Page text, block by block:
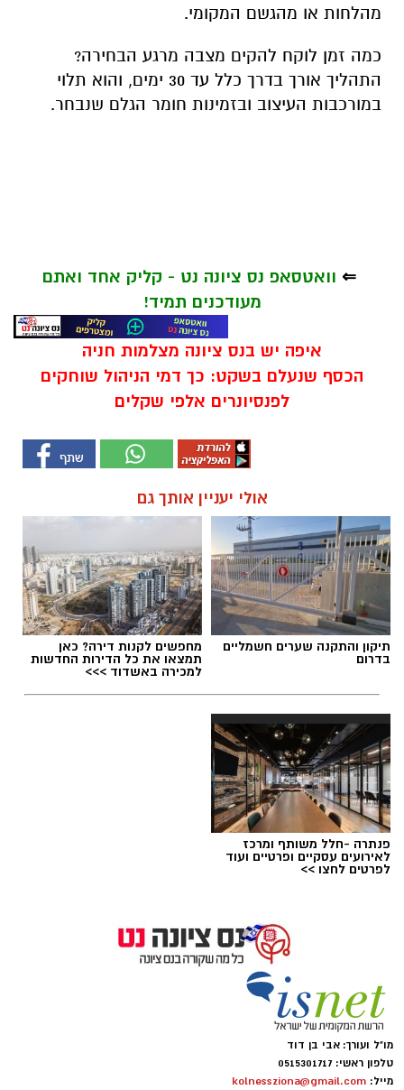
מהלחות או מהגשם המקומי.
כמה זמן לוקח להקים מצבה מרגע הבחירה?
התהליך אורך בדרך כלל עד 30 ימים, והוא תלוי
במורכבות העיצוב ובזמינות חומר הגלם שנבחר.
⇐ וואטסאפ נס ציונה נט - קליק אחד ואתם
מעודכנים תמיד!
איפה יש בנס ציונה מצלמות חניה
הכסף שנעלם בשקט: כך דמי הניהול שוחקים
לפנסיונרים אלפי שקלים
אולי יעניין אותך גם
תיקון והתקנה שערים חשמליים
בדרום
מחפשים לקנות דירה? כאן
תמצאו את כל הדירות החדשות
למכירה באשדוד >>>
פנתרה -חלל משותף ומרכז
לאירועים עסקיים ופרטיים ועוד
לפרטים לחצו >>
מו"ל ועורך: אבי בן דוד
טלפון ראשי: 0515301717
מייל: kolnessziona@gmail.com